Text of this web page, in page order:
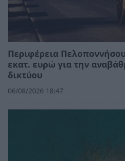
Περιφέρεια
εκατ. ευρώ για την
δικτύου
06/08/2026 18:47